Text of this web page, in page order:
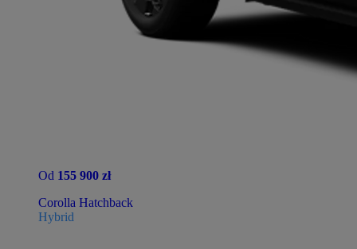
Od 155 900 zł
Corolla Hatchback
Hybrid